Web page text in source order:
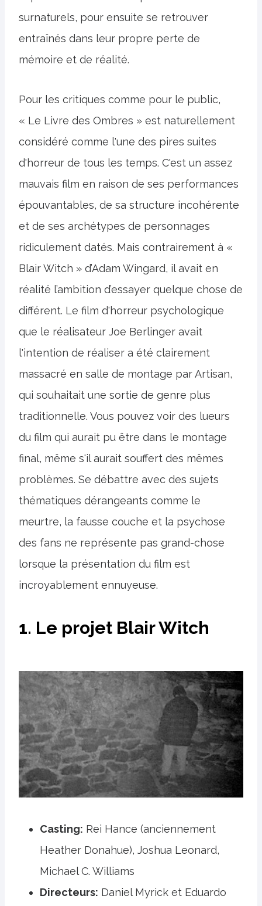
surnaturels, pour ensuite se retrouver
entraînés dans leur propre perte de
mémoire et de réalité.
Pour les critiques comme pour le public,
« Le Livre des Ombres » est naturellement
considéré comme l'une des pires suites
d'horreur de tous les temps. C'est un assez
mauvais film en raison de ses performances
épouvantables, de sa structure incohérente
et de ses archétypes de personnages
ridiculement datés. Mais contrairement à «
Blair Witch » d’Adam Wingard, il avait en
réalité l’ambition d’essayer quelque chose de
différent. Le film d'horreur psychologique
que le réalisateur Joe Berlinger avait
l'intention de réaliser a été clairement
massacré en salle de montage par Artisan,
qui souhaitait une sortie de genre plus
traditionnelle. Vous pouvez voir des lueurs
du film qui aurait pu être dans le montage
final, même s'il aurait souffert des mêmes
problèmes. Se débattre avec des sujets
thématiques dérangeants comme le
meurtre, la fausse couche et la psychose
des fans ne représente pas grand-chose
lorsque la présentation du film est
incroyablement ennuyeuse.
1. Le projet Blair Witch
Casting: Rei Hance (anciennement
Heather Donahue), Joshua Leonard,
Michael C. Williams
Directeurs: Daniel Myrick et Eduardo